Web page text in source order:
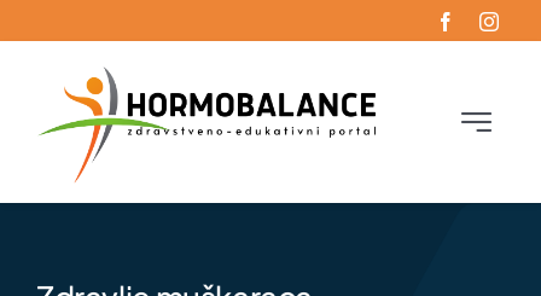
content
Toggle
Početna